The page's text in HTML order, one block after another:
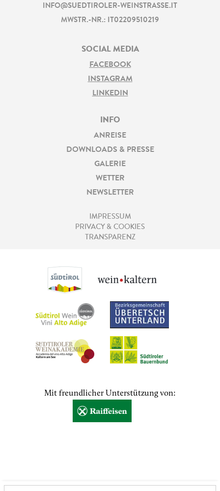
INFO@SUEDTIROLER-WEINSTRASSE.IT
MWSTR.-NR.: IT02209510219
SOCIAL MEDIA
FACEBOOK
INSTAGRAM
LINKEDIN
INFO
ANREISE
DOWNLOADS & PRESSE
GALERIE
WETTER
NEWSLETTER
IMPRESSUM
PRIVACY & COOKIES
TRANSPARENZ
Mit freundlicher Unterstützung von: